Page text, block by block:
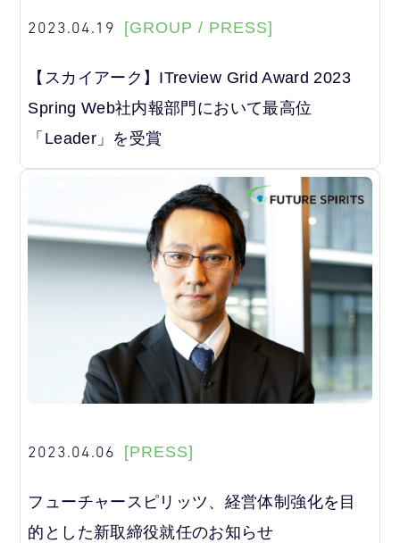
2023.04.19 [GROUP / PRESS]
【スカイアーク】 ITreview Grid Award 2023
Spring Web社内報部門において最高位
「Leader」を受賞
2023.04.06 [PRESS]
フューチャースピリッツ、経営体制強化を目
的とした新取締役就任のお知らせ